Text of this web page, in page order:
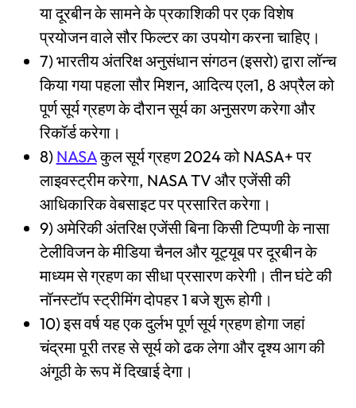
या दूरबीन के सामने के प्रकाशिकी पर एक विशेष
प्रयोजन वाले सौर फिल्टर का उपयोग करना चाहिए।
7) भारतीय अंतरिक्ष अनुसंधान संगठन (इसरो) द्वारा लॉन्च
किया गया पहला सौर मिशन, आदित्य एल1, 8 अप्रैल को
पूर्ण सूर्य ग्रहण के दौरान सूर्य का अनुसरण करेगा और
रिकॉर्ड करेगा।
8) NASAकुल सूर्य ग्रहण 2024 को NASA+ पर
लाइवस्ट्रीम करेगा, NASA TV और एजेंसी की
आधिकारिक वेबसाइट पर प्रसारित करेगा।
9) अमेरिकी अंतरिक्ष एजेंसी बिना किसी टिप्पणी के नासा
टेलीविजन के मीडिया चैनल और यूट्यूब पर दूरबीन के
माध्यम से ग्रहण का सीधा प्रसारण करेगी। तीन घंटे की
नॉनस्टॉप स्ट्रीमिंग दोपहर 1 बजे शुरू होगी।
10) इस वर्ष यह एक दुर्लभ पूर्ण सूर्य ग्रहण होगा जहां
चंद्रमा पूरी तरह से सूर्य को ढक लेगा और दृश्य आग की
अंगूठी के रूप में दिखाई देगा।